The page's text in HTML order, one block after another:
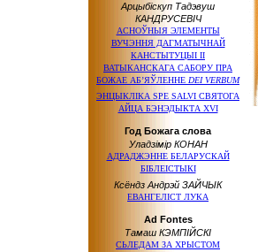
Арцыбіскуп Тадэвуш
КАНДРУСЕВІЧ
АСНОЎНЫЯ ЭЛЕМЕНТЫ
ВУЧЭННЯ ДАГМАТЫЧНАЙ
КАНСТЫТУЦЫІ ІІ
ВАТЫКАНСКАГА САБОРУ ПРА
БОЖАЕ АБ’ЯЎЛЕННЕ DEI VERBUM
ЭНЦЫКЛIКА SPE SALVI СВЯТОГА
АЙЦА БЭНЭДЫКТА XVI
Год Божага слова
Уладзімір КОНАН
АДРАДЖЭННЕ БЕЛАРУСКАЙ
БІБЛЕІСТЫКІ
Ксёндз Андрэй ЗАЙЧЫК
ЕВАНГЕЛIСТ ЛУКА
Ad Fontes
Тамаш КЭМПІЙСКІ
СЬЛЕДАМ ЗА ХРЫСТОМ